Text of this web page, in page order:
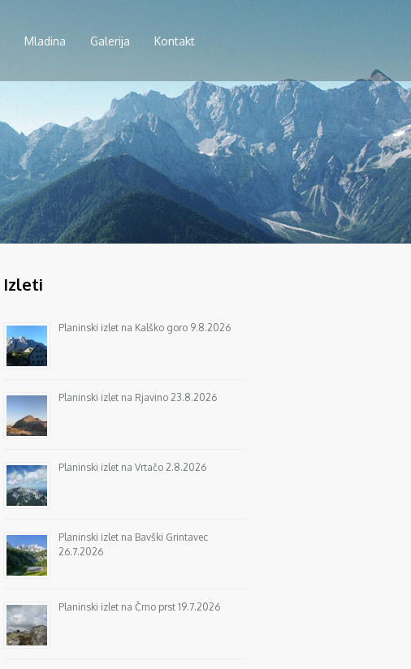
Mladina Galerija Kontakt
Izleti
Planinski izlet na Kalško goro 9.8.2026
Planinski izlet na Rjavino 23.8.2026
Planinski izlet na Vrtačo 2.8.2026
Planinski izlet na Bavški Grintavec
26.7.2026
Planinski izlet na Črno prst 19.7.2026